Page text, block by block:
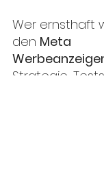
Wer ernsthaft
den Meta
Strategie,